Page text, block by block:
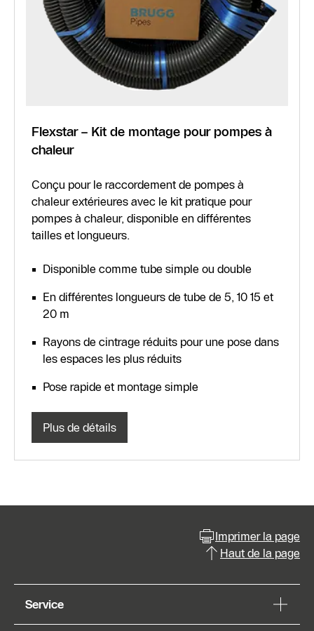
Flexstar – Kit de montage pour pompes à
chaleur
Conçu pour le raccordement de pompes à
chaleur extérieures avec le kit pratique pour
pompes à chaleur, disponible en différentes
tailles et longueurs.
Disponible comme tube simple ou double
En différentes longueurs de tube de 5, 10 15 et
20 m
Rayons de cintrage réduits pour une pose dans
les espaces les plus réduits
Pose rapide et montage simple
Plus de détails
Imprimer la page
Haut de la page
Service